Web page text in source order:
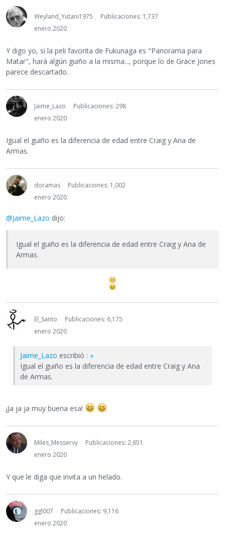
Weyland_Yutani1975
Publicaciones: 1,737
enero 2020
Y digo yo, si la peli favorita de Fukunaga es "Panorama para
Matar", hará algún guiño a la misma..., porque lo de Grace Jones
parece descartado.
Jaime_Lazo
Publicaciones: 298
enero 2020
Igual el guiño es la diferencia de edad entre Craig y Ana de
Armas.
doramas
Publicaciones: 1,002
enero 2020
@Jaime_Lazo dijo:
Igual el guiño es la diferencia de edad entre Craig y Ana de
Armas.
El_Santo
Publicaciones: 6,175
enero 2020
Jaime_Lazo escribió : »
Igual el guiño es la diferencia de edad entre Craig y Ana
de Armas.
¡Ja ja ja muy buena esa!
Miles_Messervy
Publicaciones: 2,651
enero 2020
Y que le diga que invita a un helado.
ggl007
Publicaciones: 9,116
enero 2020